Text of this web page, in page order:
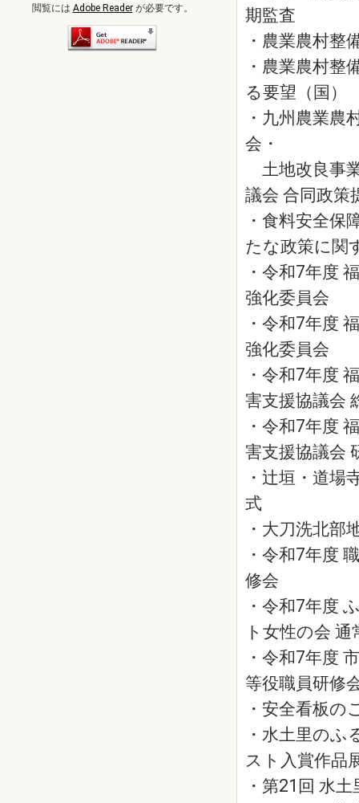
期監査
・農業農村整
・農業農村整
る要望（国）
・九州農業農
会・
土地改良事
議会 合同政策
・食料安全保
たな政策に関
・令和7年度
強化委員会
・令和7年度
強化委員会
・令和7年度
害支援協議会
・令和7年度
害支援協議会
・辻垣・道
式
・大刀洗北
・令和7年度
修会
・令和7年度
ト女性の会 通
・令和7年度
等役職員研修
・安全看板の
・水土里のふ
スト入賞作品
・第21回 水
閲覧には Adobe Readerが必要です。